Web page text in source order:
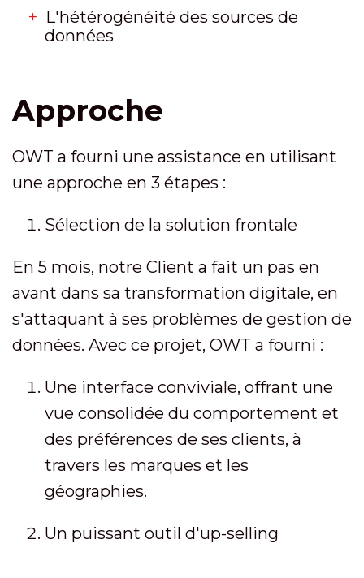
L'hétérogénéité des sources de
données
Approche
OWT a fourni une assistance en utilisant
une approche en 3 étapes :
Sélection de la solution frontale
En 5 mois, notre Client a fait un pas en
avant dans sa transformation digitale, en
s'attaquant à ses problèmes de gestion de
données. Avec ce projet, OWT a fourni :
Une interface conviviale, offrant une
vue consolidée du comportement et
des préférences de ses clients, à
travers les marques et les
géographies.
Un puissant outil d'up-selling